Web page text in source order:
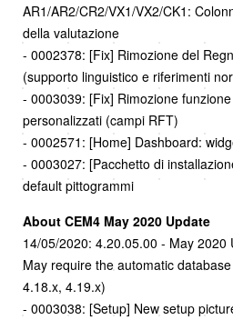
AR1/AR2/CR2/VX1/VX2/CK1:
della valutazione
- 0002378: [Fix] Rimozione del
(supporto linguistico e riferimenti
- 0003039: [Fix] Rimozione
personalizzati (campi RFT)
- 0002571: [Home] Dashboard:
- 0003027: [Pacchetto di
default pittogrammi
About CEM4 May 2020 Update
14/05/2020: 4.20.05.00 - May 2020
May require the automatic
4.18.x, 4.19.x)
- 0003038: [Setup] New setup